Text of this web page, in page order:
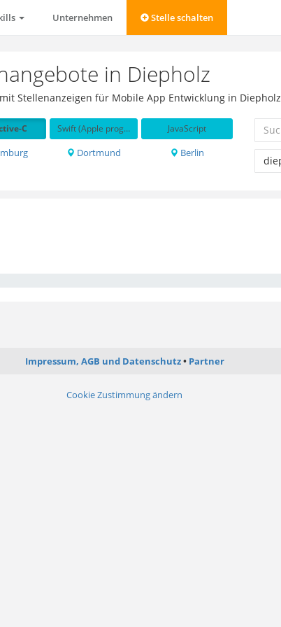
Unternehmen Stelle schalten
in Diepholz
Stellenanzeigen für Mobile App Entwicklung in Diepholz
C Swift (Apple programming language) JavaScript
Dortmund Berlin
Impressum, AGB und Datenschutz Partner
Cookie Zustimmung ändern